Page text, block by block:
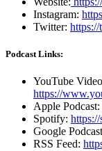
Instagram:
Twitter:
Podcast Links:
YouTube
https://
Apple Podcast:
Spotify:
Google
RSS Feed: